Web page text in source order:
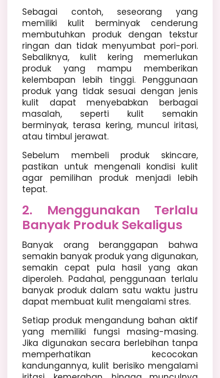
Sebagai contoh, seseorang yang
memiliki kulit berminyak cenderung
membutuhkan produk dengan tekstur
ringan dan tidak menyumbat pori-pori.
Sebaliknya, kulit kering memerlukan
produk yang mampu memberikan
kelembapan lebih tinggi. Penggunaan
produk yang tidak sesuai dengan jenis
kulit dapat menyebabkan berbagai
masalah, seperti kulit semakin
berminyak, terasa kering, muncul iritasi,
atau timbul jerawat.
Sebelum membeli produk skincare,
pastikan untuk mengenali kondisi kulit
agar pemilihan produk menjadi lebih
tepat.
2. Menggunakan Terlalu
Banyak Produk Sekaligus
Banyak orang beranggapan bahwa
semakin banyak produk yang digunakan,
semakin cepat pula hasil yang akan
diperoleh. Padahal, penggunaan terlalu
banyak produk dalam satu waktu justru
dapat membuat kulit mengalami stres.
Setiap produk mengandung bahan aktif
yang memiliki fungsi masing-masing.
Jika digunakan secara berlebihan tanpa
memperhatikan kecocokan
kandungannya, kulit berisiko mengalami